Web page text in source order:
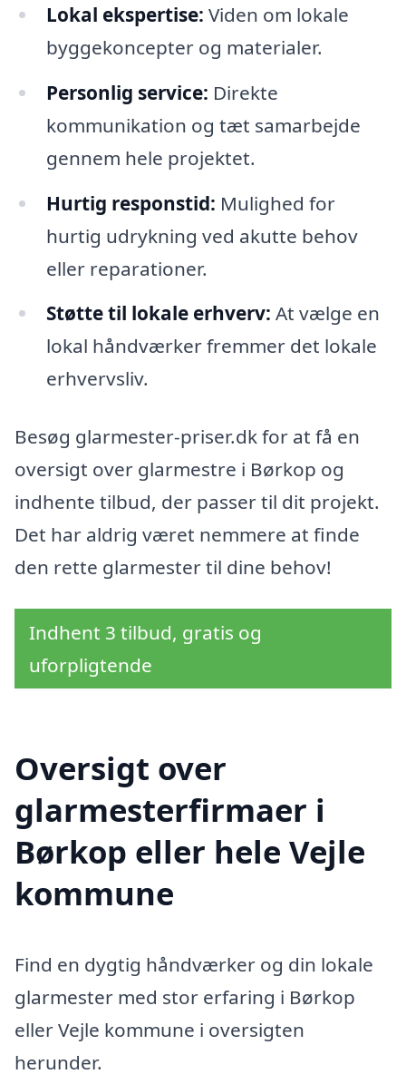
Lokal ekspertise: Viden om lokale
byggekoncepter og materialer.
Personlig service: Direkte
kommunikation og tæt samarbejde
gennem hele projektet.
Hurtig responstid: Mulighed for
hurtig udrykning ved akutte behov
eller reparationer.
Støtte til lokale erhverv: At vælge en
lokal håndværker fremmer det lokale
erhvervsliv.
Besøg glarmester-priser.dk for at få en
oversigt over glarmestre i Børkop og
indhente tilbud, der passer til dit projekt.
Det har aldrig været nemmere at finde
den rette glarmester til dine behov!
Indhent 3 tilbud, gratis og
uforpligtende
Oversigt over
glarmesterfirmaer i
Børkop eller hele Vejle
kommune
Find en dygtig håndværker og din lokale
glarmester med stor erfaring i Børkop
eller Vejle kommune i oversigten
herunder.